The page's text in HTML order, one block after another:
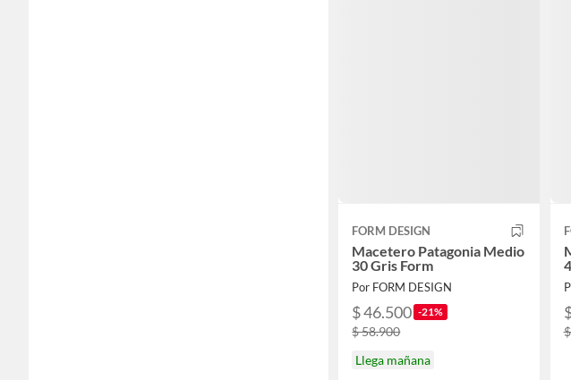
FORM DESIGN
Macetero Patagonia Medio
30 Gris Form
Por FORM DESIGN
$ 46.500 -21%
$ 58.900
Llega mañana